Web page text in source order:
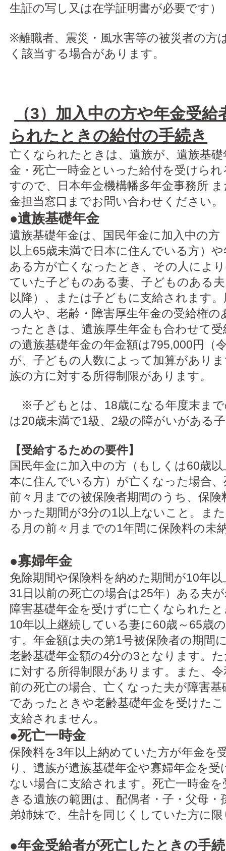
生証の写し又は在学証明書が必要です）
※離職者、震災・風水害等の被災者の方
く該当する場合があります。
（3）加入中の方や年金受
られたときの給付の手続き
亡くなられたときは、遺族が、遺族基礎
金・死亡一時金といった給付を受けら
すので、日本年金機構幡多年金事務所
金担当窓口までお問い合わせください。
●遺族基礎年金
遺族基礎年金は、国民年金に加入中の方
以上65歳未満で日本に住んでいる方）
ある方が亡くなったとき、その人によ
ていた子どものある妻、子どものある
以降）、または子どもに支給されます
の人や、老齢・障害厚生年金の受給権
ったときは、遺族厚生年金も合わせて
の遺族基礎年金の年金額は795,000円（
が、子どもの人数によって加算があり
族の方に対する所得制限があります。
※子どもとは、18歳になる年度末ま
は20歳未満で1級、2級の障がいがある
【受給するための要件】
国民年金に加入中の方（もしくは60歳
本に住んでいる方）が亡くなった場合
前々月までの被保険者期間のうち、保
かった期間が3分の1以上ないこと。ま
る月の前々月までの1年間に保険料の未
●寡婦年金
免除期間や保険料を納めた期間が10年
31日以前の死亡の場合は25年）ある夫
障害基礎年金を受けずに亡くなられた
10年以上継続している妻に60歳～65歳
す。年金額は夫の第1号被保険者の期間
老齢基礎年金額の4分の3となります。
に対する所得制限があります。また、
前の死亡の場合、亡くなった夫が障害基
であったときや老齢基礎年金を受けた
支給されません。
●死亡一時金
保険料を3年以上納めていた方が年金を
り、遺族が遺族基礎年金や寡婦年金を
ない場合に支給されます。死亡一時金
きる遺族の範囲は、配偶者・子・父母・
弟姉妹で、生計を同じくしていた方に
●年金受給者が死亡したときの手